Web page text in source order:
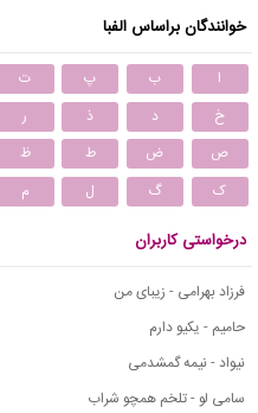
خوانندگان براساس الفبا
ا ب پ ت
خ
د ذ ر
ص
ض ط ظ
ک
گ ل م
درخواستی کاربران
فرزاد بهرامی - زیبای من
حامیم - یکیو دارم
نیواد - نیمه گمشدمی
سامی لو - تلخم همچو شراب